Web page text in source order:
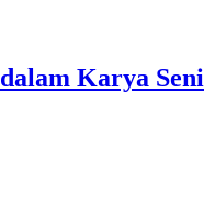
Karya Seni